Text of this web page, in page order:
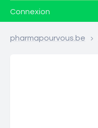
Connexion
pharmapourvous.be >